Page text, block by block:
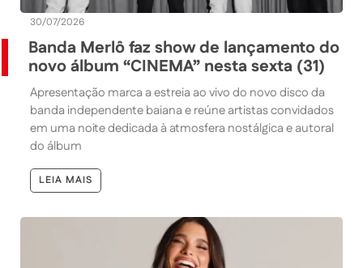
30/07/2026
Banda Merlô faz show de lançamento do
novo álbum “CINEMA” nesta sexta (31)
Apresentação marca a estreia ao vivo do novo disco da
banda independente baiana e reúne artistas convidados
em uma noite dedicada à atmosfera nostálgica e autoral
do álbum
LEIA MAIS